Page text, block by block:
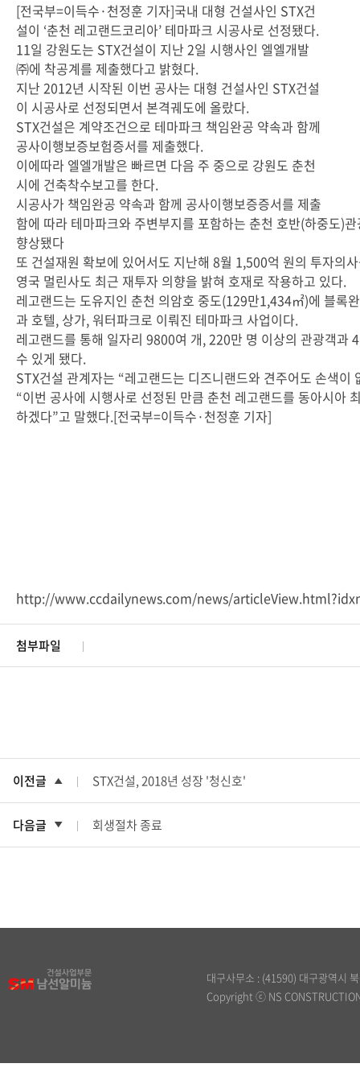
[전국부=이득수·천정훈 기자]국내 대형 건설사인 STX건
설이 ‘춘천 레고랜드코리아’ 테마파크 시공사로 선정됐다.
11일 강원도는 STX건설이 지난 2일 시행사인 엘엘개발
㈜에 착공계를 제출했다고 밝혔다.
지난 2012년 시작된 이번 공사는 대형 건설사인 STX건설
이 시공사로 선정되면서 본격궤도에 올랐다.
STX건설은 계약조건으로 테마파크 책임완공 약속과 함께
공사이행보증보험증서를 제출했다.
이에따라 엘엘개발은 빠르면 다음 주 중으로 강원도 춘천
시에 건축착수보고를 한다.
시공사가 책임완공 약속과 함께 공사이행보증증서를 제출
함에 따라 테마파크와 주변부지를 포함하는 춘천 호반(하중도)
향상됐다
또 건설재원 확보에 있어서도 지난해 8월 1,500억 원의 투자의
영국 멀린사도 최근 재투자 의향을 밝혀 호재로 작용하고 있다.
레고랜드는 도유지인 춘천 의암호 중도(129만1,434㎡)에 블록
과 호텔, 상가, 워터파크로 이뤄진 테마파크 사업이다.
레고랜드를 통해 일자리 9800여 개, 220만 명 이상의 관광객과
수 있게 됐다.
STX건설 관계자는 “레고랜드는 디즈니랜드와 견주어도 손색이
“이번 공사에 시행사로 선정된 만큼 춘천 레고랜드를 동아시아
하겠다”고 말했다.[전국부=이득수·천정훈 기자]
http://www.ccdailynews.com/news/
첨부파일
이전글 STX건설, 2018년 성장 '청신호'
다음글 회생절차 종료
대구사무소 : (41590) 대구광역시
Copyright ⓒ NS